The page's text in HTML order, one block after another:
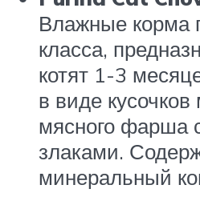
Влажные корма
класса,
котят 1-3
в виде
мясного фарша
злаками.
минеральный